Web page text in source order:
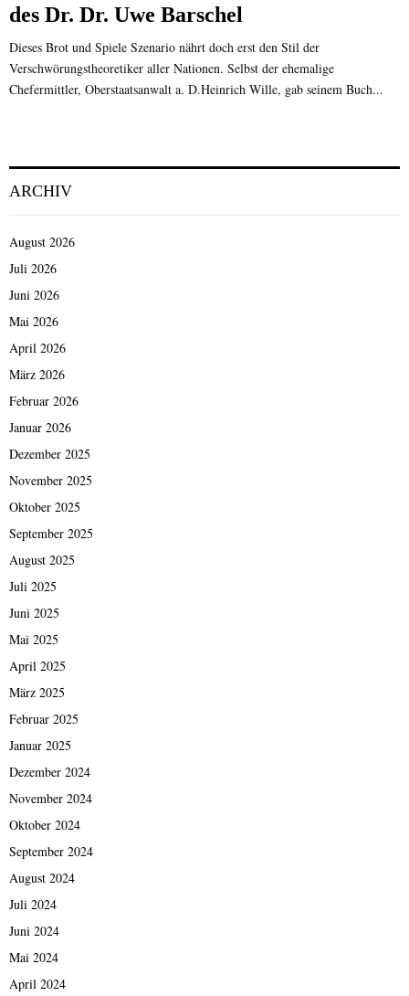
des Dr. Dr. Uwe Barschel
Dieses Brot und Spiele Szenario nährt doch erst den Stil der
Verschwörungstheoretiker aller Nationen. Selbst der ehemalige
Chefermittler, Oberstaatsanwalt a. D.Heinrich Wille, gab seinem Buch...
ARCHIV
August 2026
Juli 2026
Juni 2026
Mai 2026
April 2026
März 2026
Februar 2026
Januar 2026
Dezember 2025
November 2025
Oktober 2025
September 2025
August 2025
Juli 2025
Juni 2025
Mai 2025
April 2025
März 2025
Februar 2025
Januar 2025
Dezember 2024
November 2024
Oktober 2024
September 2024
August 2024
Juli 2024
Juni 2024
Mai 2024
April 2024